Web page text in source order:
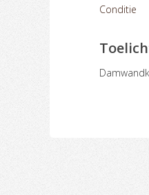
Conditie